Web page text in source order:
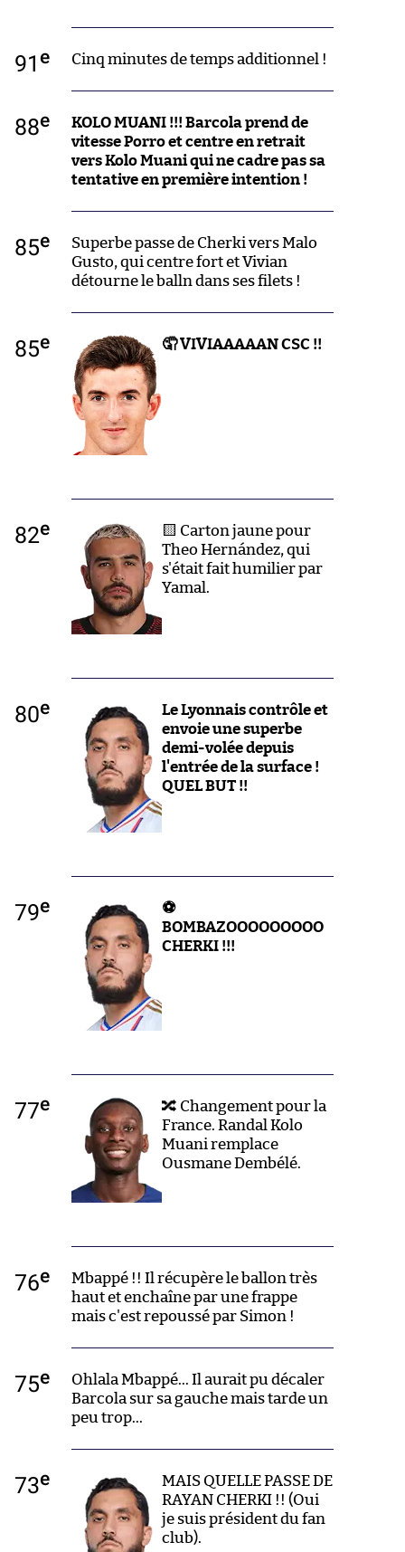
91 e Cinq minutes de temps additionnel !
88e
KOLO MUANI !!! Barcola prend de
vitesse Porro et centre en retrait
vers Kolo Muani qui ne cadre pas sa
tentative en première intention !
85e
Superbe passe de Cherki vers Malo
Gusto, qui centre fort et Vivian
détourne le balln dans ses filets !
85e 🤦 VIVIAAAAAN CSC !!
82e
🟨 Carton jaune pour
Theo Hernández, qui
s'était fait humilier par
Yamal.
80e
Le Lyonnais contrôle et
envoie une superbe
demi-volée depuis
l'entrée de la surface !
QUEL BUT !!
79e
⚽
BOMBAZOOOOOOOOO
CHERKI !!!
77e
🔀 Changement pour la
France. Randal Kolo
Muani remplace
Ousmane Dembélé.
76e
Mbappé !! Il récupère le ballon très
haut et enchaîne par une frappe
mais c'est repoussé par Simon !
75e
Ohlala Mbappé... Il aurait pu décaler
Barcola sur sa gauche mais tarde un
peu trop...
73e
MAIS QUELLE PASSE DE
RAYAN CHERKI !! (Oui
je suis président du fan
club).